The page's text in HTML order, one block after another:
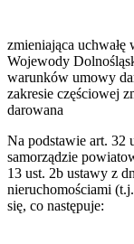
zmieniająca
Wojewody
warunków umowy
zakresie częściowej
darowana
Na podstawie art. 32
samorządzie
13 ust. 2b ustawy z
nieruchomościami
się, co następuje: